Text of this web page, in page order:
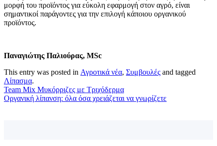
μορφή του προϊόντος για εύκολη εφαρμογή στον αγρό, είναι
σημαντικοί παράγοντες για την επιλογή κάποιου οργανικού
προϊόντος.
Παναγιώτης Παλιούρας, MSc
This entry was posted in Αγροτικά νέα, Συμβουλές and tagged
Λίπασμα.
Team Mix Μυκόρριζες με Τριχόδερμα
Οργανική λίπανση: όλα όσα χρειάζεται να γνωρίζετε